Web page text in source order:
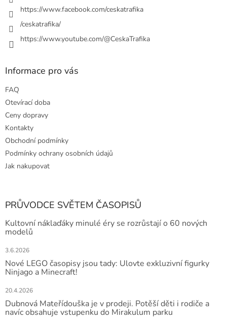
k
ý
https://www.facebook.com/ceskatrafika
/ceskatrafika/
https://www.youtube.com/@CeskaTrafika
Informace pro vás
FAQ
Otevírací doba
Ceny dopravy
Kontakty
Obchodní podmínky
Podmínky ochrany osobních údajů
Jak nakupovat
PRŮVODCE SVĚTEM ČASOPISŮ
Kultovní náklaďáky minulé éry se rozrůstají o 60 nových
modelů
3.6.2026
Nové LEGO časopisy jsou tady: Ulovte exkluzivní figurky
Ninjago a Minecraft!
20.4.2026
Dubnová Mateřídouška je v prodeji. Potěší děti i rodiče a
navíc obsahuje vstupenku do Mirakulum parku